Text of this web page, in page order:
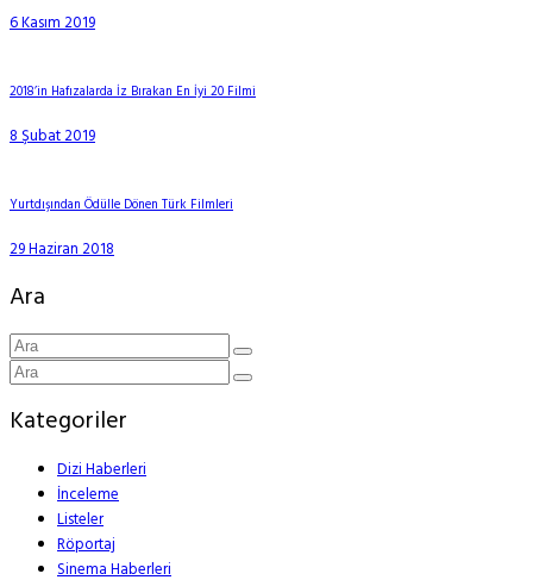
6 Kasım 2019
2018’in Hafızalarda İz Bırakan En İyi 20 Filmi
8 Şubat 2019
Yurtdışından Ödülle Dönen Türk Filmleri
29 Haziran 2018
Ara
Kategoriler
Dizi Haberleri
İnceleme
Listeler
Röportaj
Sinema Haberleri